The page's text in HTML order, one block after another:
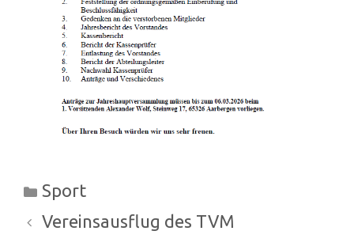
Kategorien
Sport
Vereinsausflug des TVM